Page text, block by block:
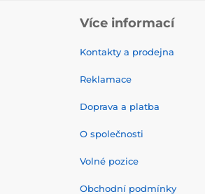
Více informací
Kontakty a prodejna
Reklamace
Doprava a platba
O společnosti
Volné pozice
Obchodní podmínky